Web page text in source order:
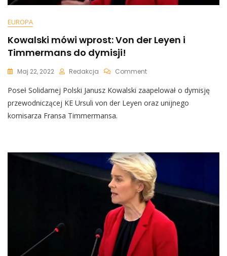
EUROPA
Kowalski mówi wprost: Von der Leyen i
Timmermans do dymisji!
Maj 22, 2022 Redakcja CommentOn
Mówi
Wprost:
Do
Dymisji!
Poseł Solidarnej Polski Janusz Kowalski zaapelował o dymisję
przewodniczącej KE Ursuli von der Leyen oraz unijnego
komisarza Fransa Timmermansa.